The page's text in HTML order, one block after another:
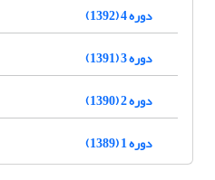
دوره 4 (1392)
دوره 3 (1391)
دوره 2 (1390)
دوره 1 (1389)